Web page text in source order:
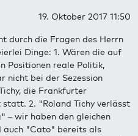
19. Oktober 2017 11:50
durch die Fragen des Herrn
Dinge: 1. Wären die auf
Positionen reale Politik,
nicht bei der Sezession
die Frankfurter
2. "Roland Tichy verlässt
– wir haben den gleichen
auch "Cato" bereits als